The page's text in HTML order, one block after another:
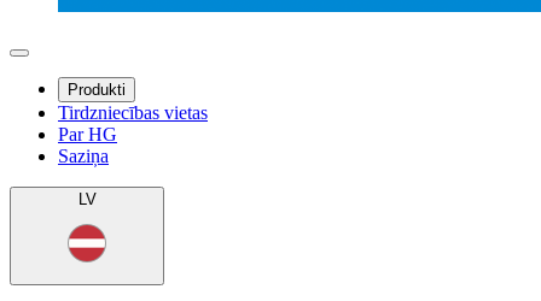
Produkti
Tirdzniecības vietas
Par HG
Saziņa
LV